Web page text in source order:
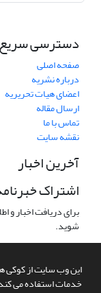
این وب سایت از کوکی
خدمات استفاده می
دسترسی سریع
صفحه اصلی
درباره نشریه
اعضای هیات تحریریه
ارسال مقاله
تماس با ما
نقشه سایت
آخرین اخبار
اشتراک
برای دریافت اخبار و
شوید.